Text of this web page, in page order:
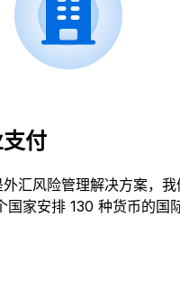
付
汇风险管理解决方案，
家安排 130 种货币的国